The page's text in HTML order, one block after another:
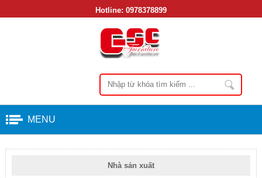
Hotline: 0978378899
MENU
Nhà sản xuất